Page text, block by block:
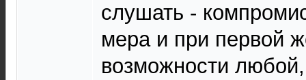
слушать -
мера и при первой
возможности любой,